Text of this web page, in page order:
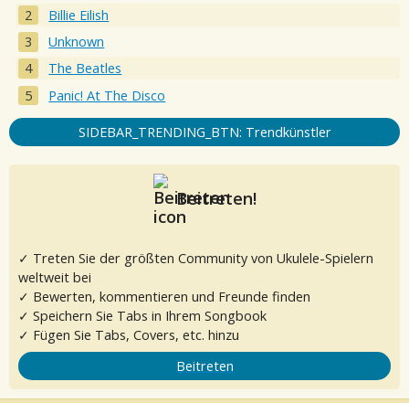
Billie Eilish
Unknown
The Beatles
Panic! At The Disco
SIDEBAR_TRENDING_BTN: Trendkünstler
Beitreten!
✓ Treten Sie der größten Community von Ukulele-Spielern
weltweit bei
✓ Bewerten, kommentieren und Freunde finden
✓ Speichern Sie Tabs in Ihrem Songbook
✓ Fügen Sie Tabs, Covers, etc. hinzu
Beitreten